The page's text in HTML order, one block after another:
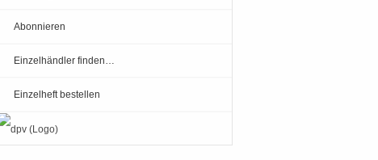
Abonnieren
Einzelhändler finden…
Einzelheft bestellen